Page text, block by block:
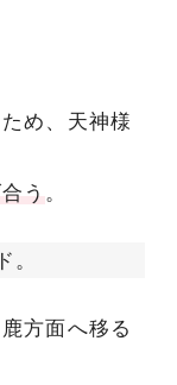
め、天神様
う 。
。
方面へ移る